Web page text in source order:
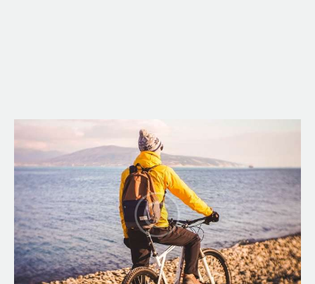
Sale Bikes
Services
About Us